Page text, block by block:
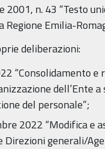
2001, n. 43 “Testo
Emilia-
deliberazioni:
“Consolidamento
dell’Ente
del personale”;
2022 “Modifica e
Direzioni generali/